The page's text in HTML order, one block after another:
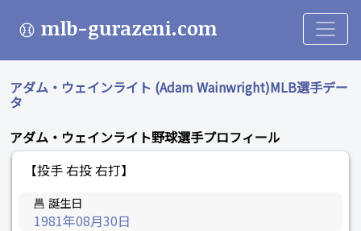
mlb-gurazeni.com
アダム・ウェインライト (Adam Wainwright)MLB選手デー
タ
アダム・ウェインライト野球選手プロフィール
【投手 右投 右打】
誕生日
1981年08月30日